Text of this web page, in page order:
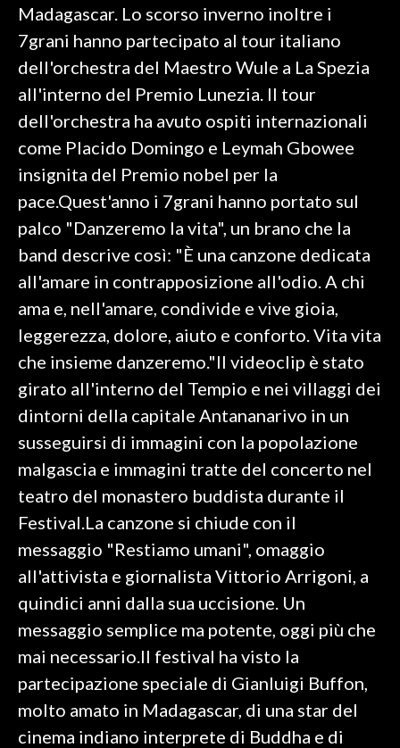
SARDEGNA TURISMO
#CARAUNIONE
3 MINUTI CON
INFO AZIENDE
ABBONATI
ANNUNCI
NECROLOGI
PUBBLICITÀ
SPIAGGE
STORE
Madagascar. Lo scorso inverno inoltre i
7grani hanno partecipato al tour italiano
dell'orchestra del Maestro Wule a La Spezia
all'interno del Premio Lunezia. Il tour
dell'orchestra ha avuto ospiti internazionali
come Placido Domingo e Leymah Gbowee
insignita del Premio nobel per la
pace.Quest'anno i 7grani hanno portato sul
palco "Danzeremo la vita", un brano che la
band descrive così: "È una canzone dedicata
all'amare in contrapposizione all'odio. A chi
ama e, nell'amare, condivide e vive gioia,
leggerezza, dolore, aiuto e conforto. Vita vita
che insieme danzeremo."Il videoclip è stato
girato all'interno del Tempio e nei villaggi dei
dintorni della capitale Antananarivo in un
susseguirsi di immagini con la popolazione
malgascia e immagini tratte del concerto nel
teatro del monastero buddista durante il
Festival.La canzone si chiude con il
messaggio "Restiamo umani", omaggio
all'attivista e giornalista Vittorio Arrigoni, a
quindici anni dalla sua uccisione. Un
messaggio semplice ma potente, oggi più che
mai necessario.Il festival ha visto la
partecipazione speciale di Gianluigi Buffon,
molto amato in Madagascar, di una star del
cinema indiano interprete di Buddha e di